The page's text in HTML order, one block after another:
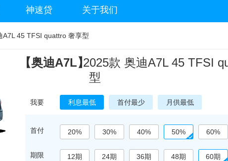
神速贷 关于我们
A7L 45 TFSI quattro 奢享型
【奥迪A7L】2025款 奥迪A7L 45 TFSI
型
我要 利息最低 首付最少 月供最低
首付 20% 30% 40% 50% 60%
期限 12期 24期 36期 48期 60期